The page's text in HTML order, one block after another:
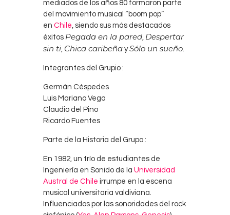
mediados de los años 80 formaron parte
del movimiento musical “boom pop”
en Chile , siendo sus más destacados
éxitos Pegada en la pared Despertar
sin ti Chica caribeña ySólo un sueño
Integrantes del Grupio :
Germán Céspedes
Luis Mariano Vega
Claudio del Pino
Ricardo Fuentes
Parte de la Historia del Grupo :
En 1982, un trío de estudiantes de
Ingeniería en Sonido de la Universidad
Austral de Chile irrumpe en la escena
musical universitaria valdiviana.
Influenciados por las sonoridades del rock